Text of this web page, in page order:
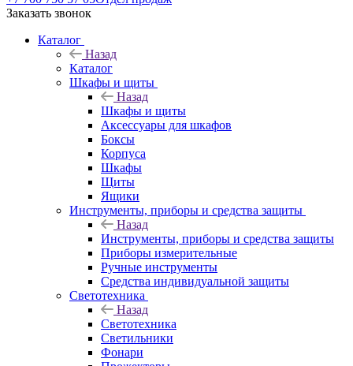
Заказать звонок
Каталог
Назад
Каталог
Шкафы и щиты
Назад
Шкафы и щиты
Аксессуары для шкафов
Боксы
Корпуса
Шкафы
Щиты
Ящики
Инструменты, приборы и средства защиты
Назад
Инструменты, приборы и средства защиты
Приборы измерительные
Ручные инструменты
Средства индивидуальной защиты
Светотехника
Назад
Светотехника
Светильники
Фонари